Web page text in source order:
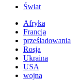
Świat
Afryka
Francja
prześladowania
Rosja
Ukraina
USA
wojna